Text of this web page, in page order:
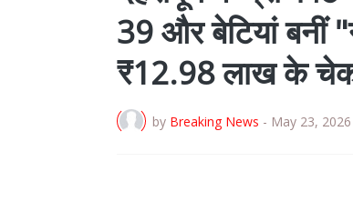
39 और बेटियां बनीं
₹12.98 लाख के
by Breaking News - May 23, 2026